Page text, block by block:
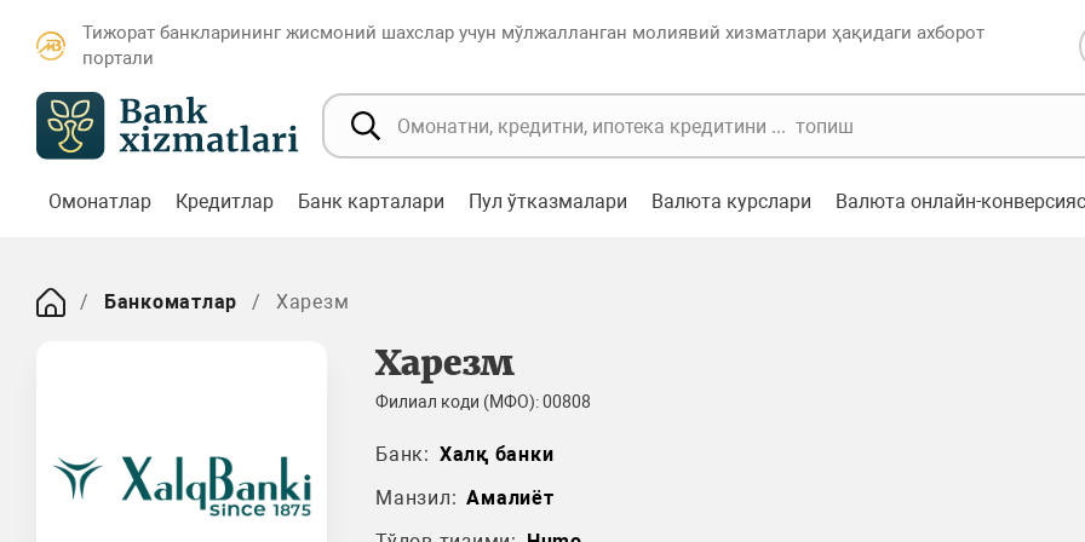
Тижорат банкларининг жисмоний шахслар учун мўлжалланган молиявий хизматлари ҳақидаги ахборот
портали
Омонатлар Кредитлар Банк карталари Пул ўтказмалари Валюта курслари Валюта онлайн-
Банкоматлар Харезм
Харезм
Филиал коди (МФО): 00808
Банк: Халқ банки
Манзил: Амалиёт